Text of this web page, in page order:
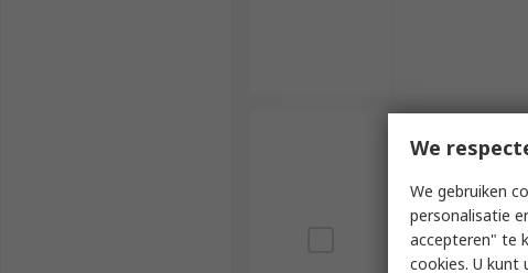
We
We gebruiken
personalisatie
accepteren" te
cookies. U kunt